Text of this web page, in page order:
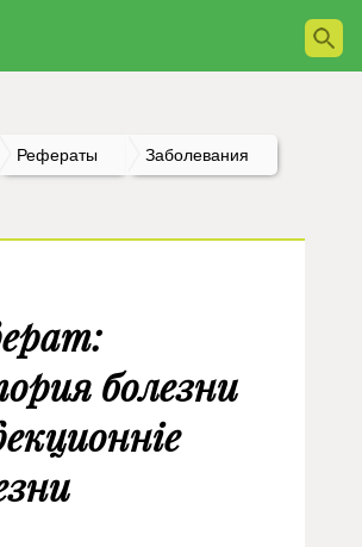
Рефераты Заболевания
болезни